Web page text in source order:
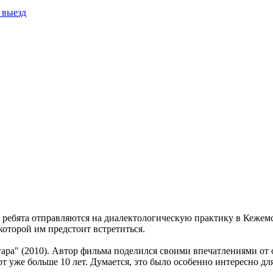
отправляются на диалектологическую практику в
им предстоит встретиться.
(2010). Автор фильма поделился своими впечатлениями от
уже больше 10 лет. Думается, это было особенно интересно